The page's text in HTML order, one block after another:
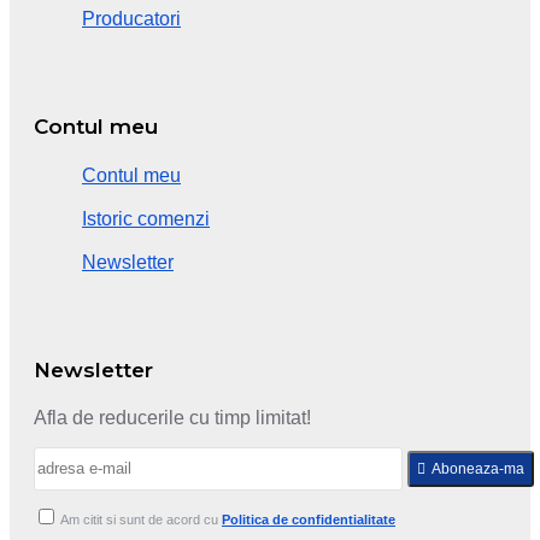
Producatori
Contul meu
Contul meu
Istoric comenzi
Newsletter
Newsletter
Afla de reducerile cu timp limitat!
Aboneaza-ma
Am citit si sunt de acord cu Politica de confidentialitate